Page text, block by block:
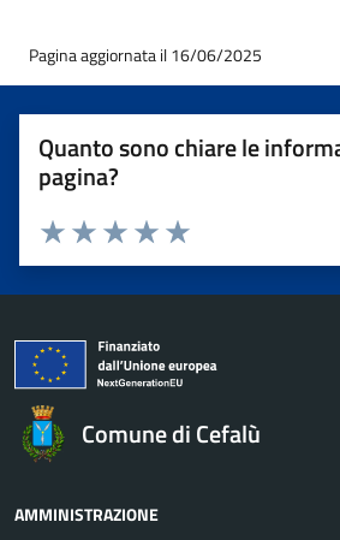
Pagina aggiornata il 16/06/2025
Quanto sono chiare le
pagina?
Valuta 5 stelle su 5
Valuta 4 stelle su 5
Valuta 3 stelle su 5
Valuta 2 stelle su 5
Valuta 1 stelle su 5
Comune di Cefalù
AMMINISTRAZIONE